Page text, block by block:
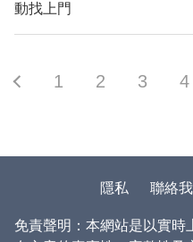
動找上門
1 2 3 4
隱私 聯絡
免責聲明：本網站是以實時